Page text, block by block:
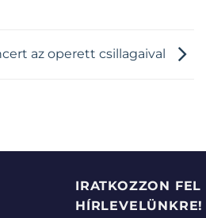
az operett csillagaival
IRATKOZZON FEL
HÍRLEVELÜNKRE!